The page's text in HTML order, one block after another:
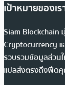
เป้าหมายของเร
Siam Blockchain
Cryptocurrency แ
รวบรวมข้อมูลส่วน
แปลส่งตรงถึงฟีด